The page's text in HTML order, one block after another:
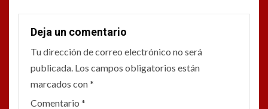
Deja un comentario
Tu dirección de correo electrónico no será
publicada. Los campos obligatorios están
marcados con*
Comentario *